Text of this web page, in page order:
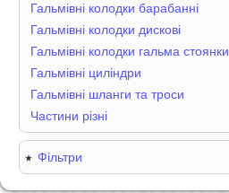
Гальмівні колодки барабанні
Гальмівні колодки дискові
Гальмівні колодки гальма стоянки
Гальмівні циліндри
Гальмівні шланги та троси
Частини різні
Фільтри